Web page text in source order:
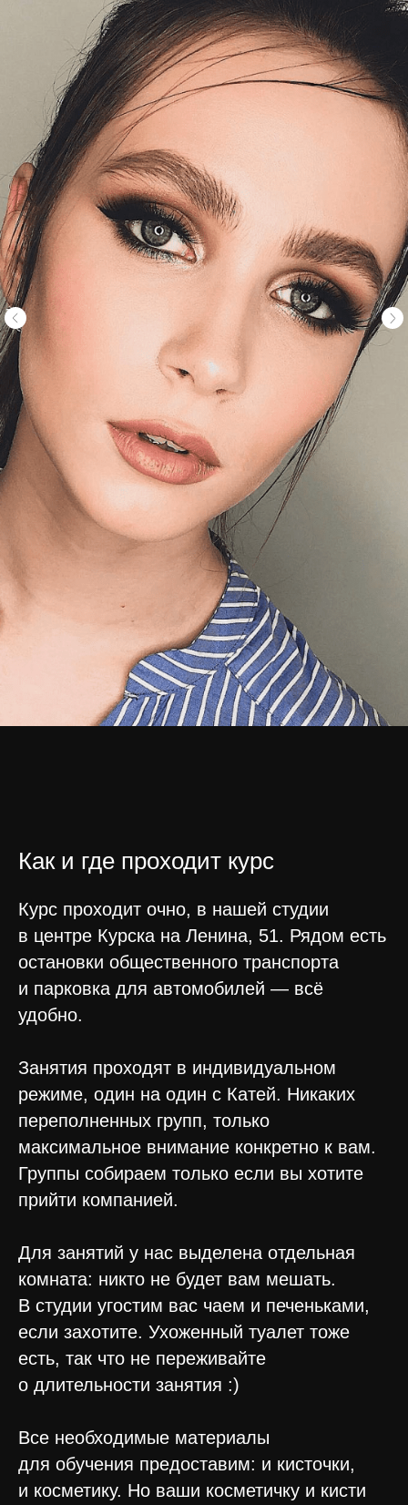
Как и где проходит курс
Курс проходит очно, в нашей студии
в центре Курска на Ленина, 51. Рядом есть
остановки общественного транспорта
и парковка для автомобилей — всё
удобно.
Занятия проходят в индивидуальном
режиме, один на один с Катей. Никаких
переполненных групп, только
максимальное внимание конкретно к вам.
Группы собираем только если вы хотите
прийти компанией.
Для занятий у нас выделена отдельная
комната: никто не будет вам мешать.
В студии угостим вас чаем и печеньками,
если захотите. Ухоженный туалет тоже
есть, так что не переживайте
о длительности занятия :)
Все необходимые материалы
для обучения предоставим: и кисточки,
и косметику. Но ваши косметичку и кисти